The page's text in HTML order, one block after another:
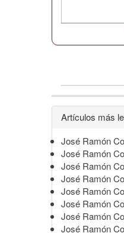
Detalles
del
artículo
Artículos más
José Ramón
José Ramón
José Ramón
José Ramón
José Ramón
José Ramón
José Ramón
José Ramón